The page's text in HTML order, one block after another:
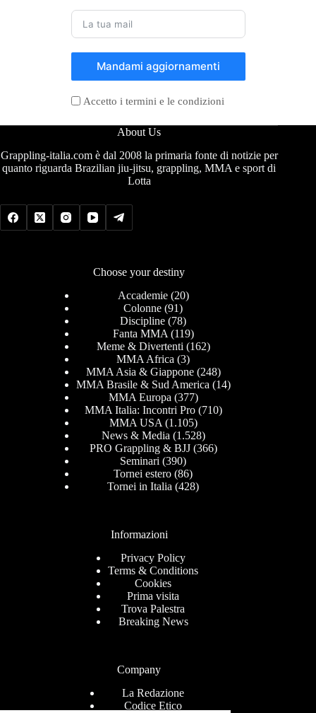
Mandami aggiornamenti
Accetto i termini e le condizioni
About Us
Grappling-italia.com è dal 2008 la primaria fonte di notizie per
quanto riguarda Brazilian jiu-jitsu, grappling, MMA e sport di
Lotta
Choose your destiny
Accademie(20)
Colonne (91)
Discipline (78)
Fanta MMA (119)
Meme & Divertenti (162)
MMA Africa (3)
MMA Asia & Giappone(248)
MMA Brasile & Sud America (14)
MMA Europa (377)
MMA Italia: Incontri Pro(710)
MMA USA (1.105)
News & Media (1.528)
PRO Grappling & BJJ(366)
Seminari (390)
Tornei estero (86)
Tornei in Italia (428)
Informazioni
Privacy Policy
Terms & Conditions
Cookies
Prima visita
Trova Palestra
Breaking News
Company
La Redazione
Codice Etico